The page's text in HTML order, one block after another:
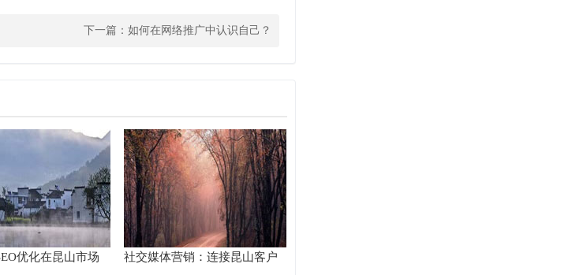
下一篇： 如何在网络推广中认识自己？
优化在昆山市场
社交媒体营销：连接昆山客户